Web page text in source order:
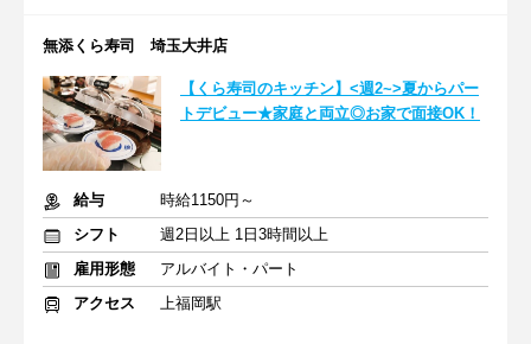
無添くら寿司 埼玉大井店
【くら寿司のキッチン】<週2~>夏からパー
トデビュー★家庭と両立◎お家で面接OK！
給与
時給1150円～
シフト
週2日以上 1日3時間以上
雇用形態
アルバイト・パート
アクセス
上福岡駅